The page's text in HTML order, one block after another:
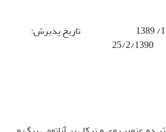
تاریخ دریافت: 12/11/ 1389 تاریخ پذیرش:
25/2/1390